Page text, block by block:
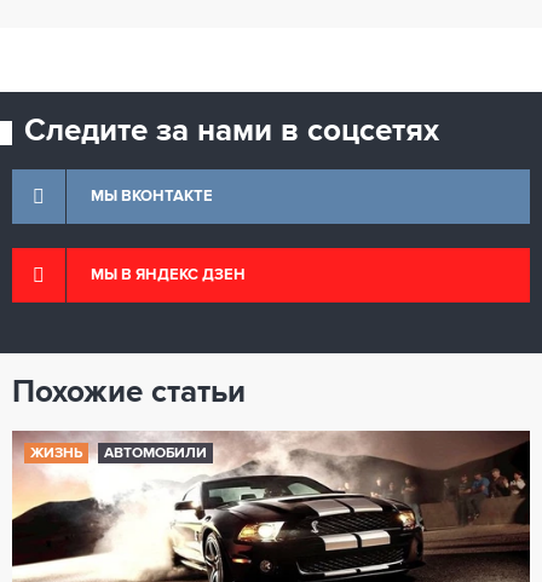
Следите за нами в соцсетях
МЫ ВКОНТАКТЕ
МЫ В ЯНДЕКС ДЗЕН
Похожие статьи
ЖИЗНЬ АВТОМОБИЛИ